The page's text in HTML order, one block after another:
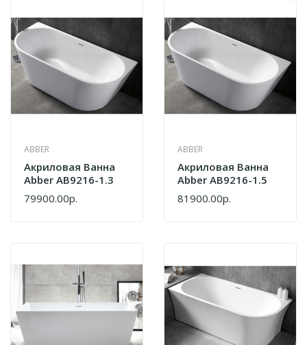
ABBER
Акриловая Ванна
Abber AB9216-1.3
79900.00р.
ABBER
Акриловая Ванна
Abber AB9216-1.5
81900.00р.